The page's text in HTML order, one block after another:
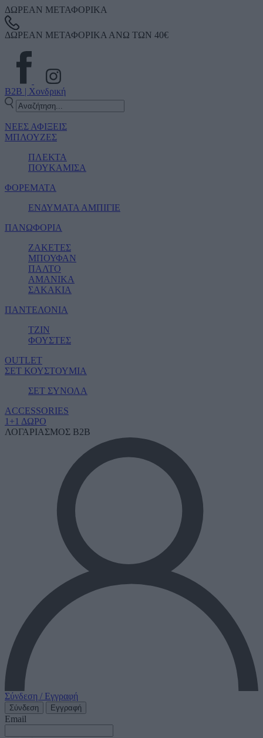
ΔΩΡΕΑΝ ΜΕΤΑΦΟΡΙΚΑ
ΔΩΡΕΑΝ ΜΕΤΑΦΟΡΙΚΑ ΑΝΩ ΤΩΝ 40€
B2B | Χονδρική
ΝΕΕΣ ΑΦΙΞΕΙΣ
ΜΠΛΟΥΖΕΣ
ΠΛΕΚΤΑ
ΠΟΥΚΑΜΙΣΑ
ΦΟΡΕΜΑΤΑ
ΕΝΔΥΜΑΤΑ ΑΜΠΙΓΙΕ
ΠΑΝΩΦΟΡΙΑ
ΖΑΚΕΤΕΣ
ΜΠΟΥΦΑΝ
ΠΑΛΤΟ
ΑΜΑΝΙΚΑ
ΣΑΚΑΚΙΑ
ΠΑΝΤΕΛΟΝΙΑ
ΤΖΙΝ
ΦΟΥΣΤΕΣ
OUTLET
ΣΕΤ ΚΟΥΣΤΟΥΜΙΑ
ΣΕΤ ΣΥΝΟΛΑ
ACCESSORIES
1+1 ΔΩΡΟ
ΛΟΓΑΡΙΑΣΜΟΣ B2B
Σύνδεση / Εγγραφή
Σύνδεση Εγγραφή
Email